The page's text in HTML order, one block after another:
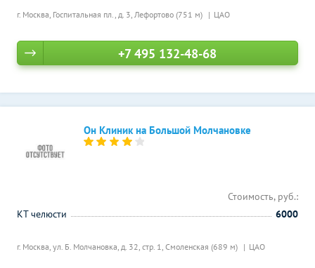
г. Москва, Госпитальная пл., д. 3, Лефортово (751 м) ЦАО
+7 495 132-48-68
Он Клиник на Большой Молчановке
г. Москва, ул. Б. Молчановка, д. 32, стр. 1, Смоленская (689 м) ЦАО
Стоимость, руб.:
КТ челюсти
6000